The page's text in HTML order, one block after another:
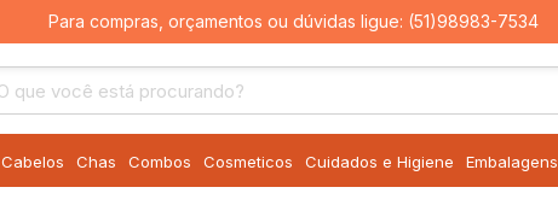
Para compras, orçamentos ou dúvidas ligue: (51)98983-7534
Cabelos Chas Combos Cosmeticos Cuidados e Higiene Embalagens